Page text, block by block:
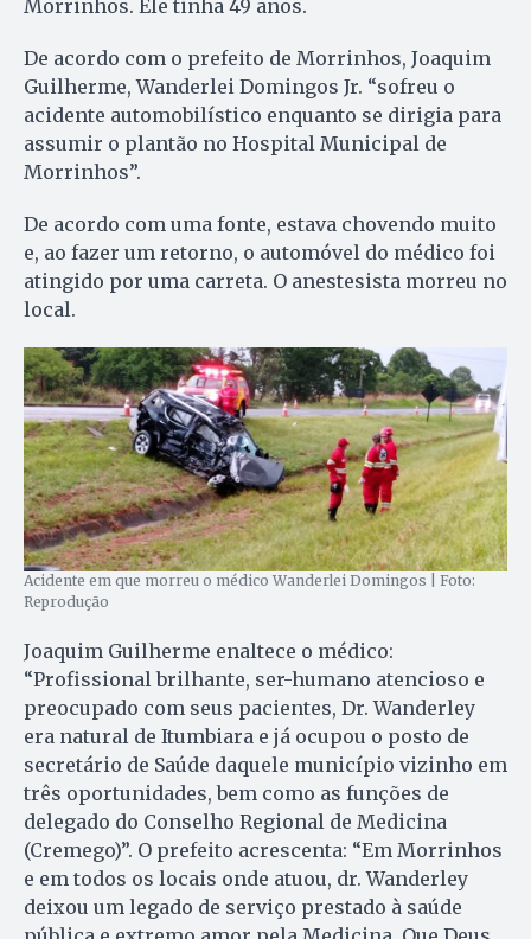
Morrinhos. Ele tinha 49 anos.
De acordo com o prefeito de Morrinhos, Joaquim
Guilherme, Wanderlei Domingos Jr. “sofreu o
acidente automobilístico enquanto se dirigia para
assumir o plantão no Hospital Municipal de
Morrinhos”.
De acordo com uma fonte, estava chovendo muito
e, ao fazer um retorno, o automóvel do médico foi
atingido por uma carreta. O anestesista morreu no
local.
Acidente em que morreu o médico Wanderlei Domingos | Foto:
Reprodução
Joaquim Guilherme enaltece o médico:
“Profissional brilhante, ser-humano atencioso e
preocupado com seus pacientes, Dr. Wanderley
era natural de Itumbiara e já ocupou o posto de
secretário de Saúde daquele município vizinho em
três oportunidades, bem como as funções de
delegado do Conselho Regional de Medicina
(Cremego)”. O prefeito acrescenta: “Em Morrinhos
e em todos os locais onde atuou, dr. Wanderley
deixou um legado de serviço prestado à saúde